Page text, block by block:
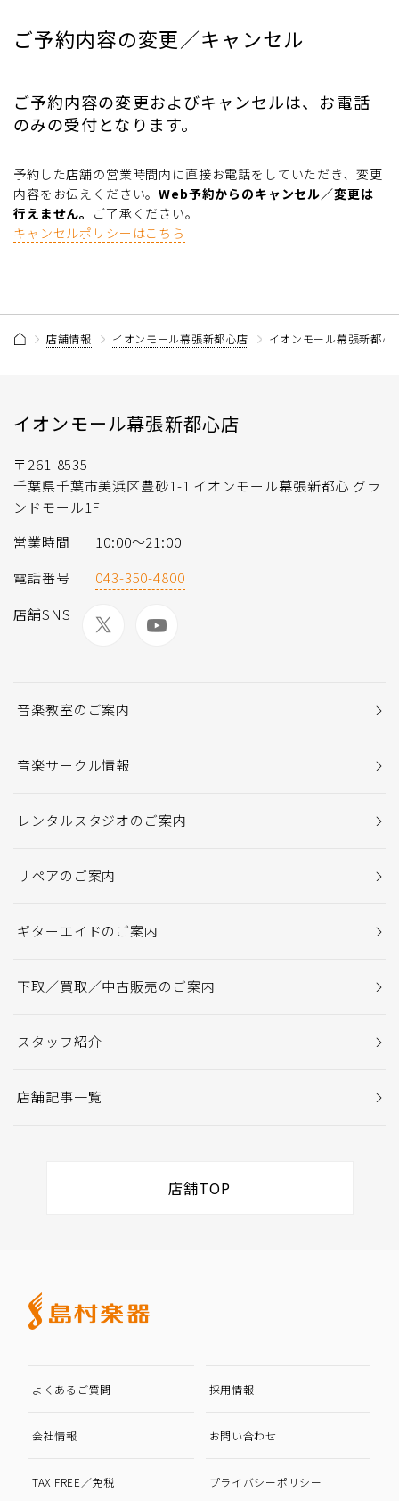
ご予約内容の変更／キャンセル
ご予約内容の変更およびキャンセルは、お電話
のみの受付となります。
予約した店舗の営業時間内に直接お電話をしていただき、変更
内容をお伝えください。Web予約からのキャンセル／変更は
行えません。 ご了承ください。
キャンセルポリシーはこちら
店舗情報 イオンモール幕張新都心店 イオンモール幕張新都心
イオンモール幕張新都心店
〒261-8535
千葉県千葉市美浜区豊砂1-1 イオンモール幕張新都心 グラ
ンドモール1F
営業時間
10:00〜21:00
電話番号
043-350-4800
店舗SNS
音楽教室のご案内
音楽サークル情報
レンタルスタジオのご案内
リペアのご案内
ギターエイドのご案内
下取／買取／中古販売のご案内
スタッフ紹介
店舗記事一覧
店舗TOP
よくあるご質問 採用情報
会社情報 お問い合わせ
TAX FREE／免税 プライバシーポリシー